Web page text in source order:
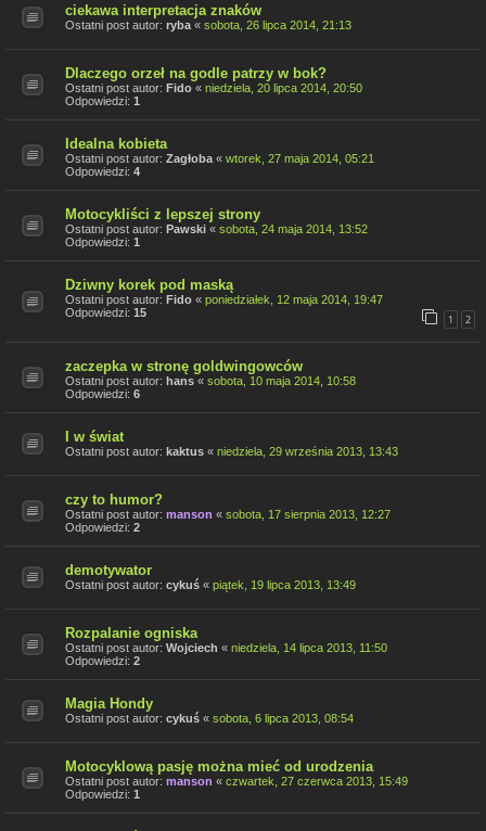
ciekawa interpretacja znaków
Ostatni post autor: ryba « sobota, 26 lipca 2014, 21:13
Dlaczego orzeł na godle patrzy w bok?
Ostatni post autor: Fido « niedziela, 20 lipca 2014, 20:50
Odpowiedzi: 1
Idealna kobieta
Ostatni post autor: Zagłoba « wtorek, 27 maja 2014, 05:21
Odpowiedzi: 4
Motocykliści z lepszej strony
Ostatni post autor: Pawski « sobota, 24 maja 2014, 13:52
Odpowiedzi: 1
Dziwny korek pod maską
Ostatni post autor: Fido « poniedziałek, 12 maja 2014, 19:47
Odpowiedzi: 15 1 2
zaczepka w stronę goldwingowców
Ostatni post autor: hans « sobota, 10 maja 2014, 10:58
Odpowiedzi: 6
I w świat
Ostatni post autor: kaktus « niedziela, 29 września 2013, 13:43
czy to humor?
Ostatni post autor: manson « sobota, 17 sierpnia 2013, 12:27
Odpowiedzi: 2
demotywator
Ostatni post autor: cykuś « piątek, 19 lipca 2013, 13:49
Rozpalanie ogniska
Ostatni post autor: Wojciech « niedziela, 14 lipca 2013, 11:50
Odpowiedzi: 2
Magia Hondy
Ostatni post autor: cykuś « sobota, 6 lipca 2013, 08:54
Motocyklową pasję można mieć od urodzenia
Ostatni post autor: manson « czwartek, 27 czerwca 2013, 15:49
Odpowiedzi: 1